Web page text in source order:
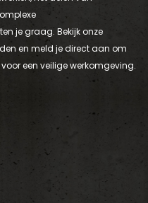
je graag. Bekijk onze
en meld je direct aan om
een veilige werkomgeving.